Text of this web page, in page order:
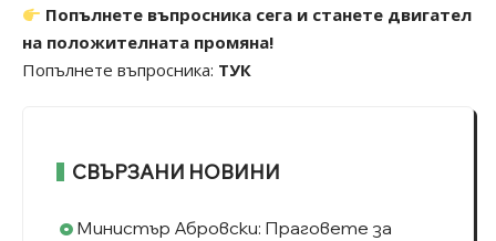
Попълнете въпросника сега и станете двигател
на положителната промяна!
Попълнете въпросника: ТУК
СВЪРЗАНИ НОВИНИ
Министър Абровски: Праговете за